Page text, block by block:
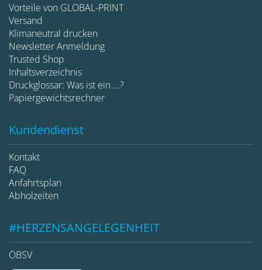
Vorteile von GLOBAL-PRINT
Versand
Klimaneutral drucken
Newsletter Anmeldung
Trusted Shop
Inhaltsverzeichnis
Druckglossar: Was ist ein ...?
Papiergewichtsrechner
Kundendienst
Kontakt
FAQ
Anfahrtsplan
Abholzeiten
#HERZENSANGELEGENHEIT
ÖBSV